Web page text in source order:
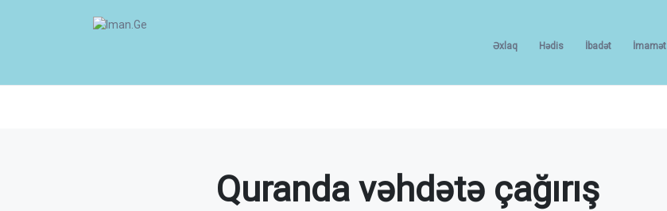
Əxlaq Hədis İbadət İmamət
Quranda vəhdətə çağırış